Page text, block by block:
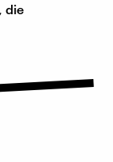
die